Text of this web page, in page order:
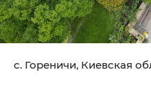
c. Гореничи, Киевская